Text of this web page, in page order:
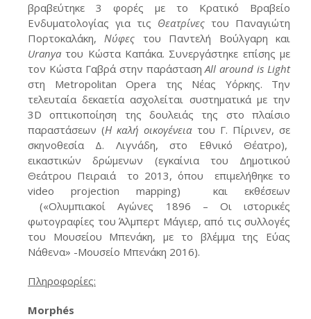
βραβεύτηκε 3 φορές με το Κρατικό Βραβείο
Ενδυματολογίας για τις Θεατρίνες του Παναγιώτη
Πορτοκαλάκη,Νύφες του Παντελή Βούλγαρη και
Uranyaτου Κώστα Καπάκα. Συνεργάστηκε επίσης με
τον Κώστα Γαβρά στην παράστασηAll around is Light
στη Metropolitan Opera της Νέας Υόρκης. Την
τελευταία δεκαετία ασχολείται συστηματικά με την
3D οπτικοποίηση της δουλειάς της στο πλαίσιο
παραστάσεων (Η καλή oικογένεια του Γ. Πίρινεν, σε
σκηνοθεσία Δ. Λιγνάδη, στο Εθνικό Θέατρο),
εικαστικών δρώμενων (εγκαίνια του Δημοτικού
Θεάτρου Πειραιά το 2013, όπου επιμελήθηκε το
video projection mapping) και εκθέσεων
(«Ολυμπιακοί Αγώνες 1896 – Οι ιστορικές
φωτογραφίες του Άλμπερτ Μάγιερ, από τις συλλογές
του Μουσείου Μπενάκη, με το βλέμμα της Εύας
Νάθενα» -Μουσείο Μπενάκη 2016).
Πληροφορίες:
Morphés